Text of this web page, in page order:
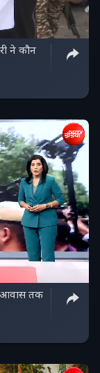
ने कौन
आवास तक